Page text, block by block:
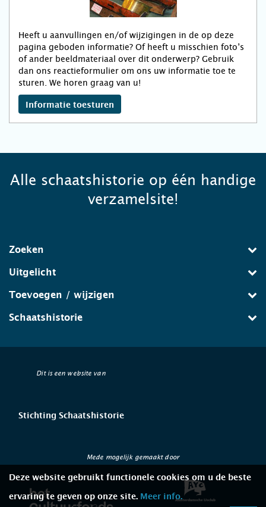
Heeft u aanvullingen en/of wijzigingen in de op deze
pagina geboden informatie? Of heeft u misschien foto’s
of ander beeldmateriaal over dit onderwerp? Gebruik
dan ons reactieformulier om ons uw informatie toe te
sturen. We horen graag van u!
Informatie toesturen
Alle schaatshistorie op één handige
verzamelsite!
Zoeken
Uitgelicht
Toevoegen / wijzigen
Schaatshistorie
Dit is een website van
Stichting Schaatshistorie
Mede mogelijk gemaakt door
Deze website gebruikt functionele cookies om u de beste
ervaring te geven op onze site. Meer info.